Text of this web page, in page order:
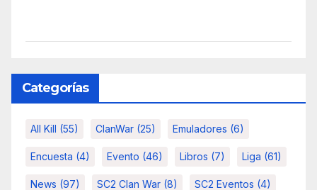
Categorías
All Kill (55) ClanWar (25) Emuladores (6)
Encuesta (4) Evento (46) Libros (7) Liga (61)
News (97) SC2 Clan War (8) SC2 Eventos (4)